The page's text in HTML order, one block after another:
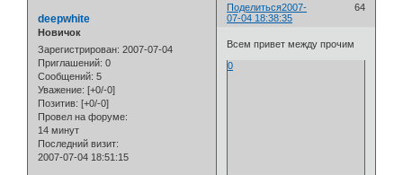
Поделиться 64
2007-
07-04 18:38:35
deepwhite
Новичок
Зарегистрирован: 2007-07-04
Приглашений: 0
Сообщений: 5
Уважение: [+0/-0]
Позитив: [+0/-0]
Провел на форуме:
14 минут
Последний визит:
2007-07-04 18:51:15
Всем привет между прочим
0